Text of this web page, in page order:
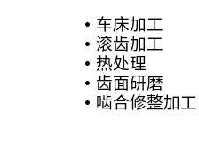
• 车床加工
• 滚齿加工
• 热处理
• 齿面研磨
• 啮合修整加工